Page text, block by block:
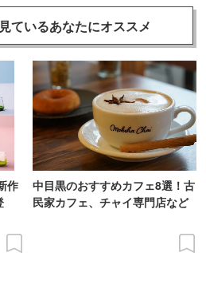
ているあなたにオススメ
作
中目黒のおすすめカフェ8選！古
民家カフェ、チャイ専門店など